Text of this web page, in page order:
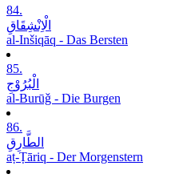
84.
الْاِنْشِقَاقِ
al-Inšiqāq - Das Bersten
85.
الْبُرُوْجِ
al-Burūǧ - Die Burgen
86.
الطَّارِقِ
aṭ-Ṭāriq - Der Morgenstern